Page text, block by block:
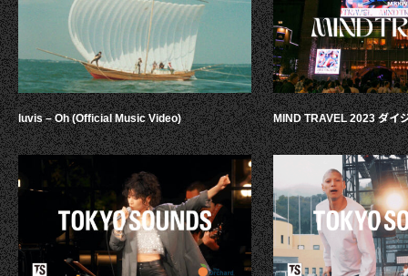
luvis – Oh (Official Music Video) MIND TRAVEL 2023 ダイ